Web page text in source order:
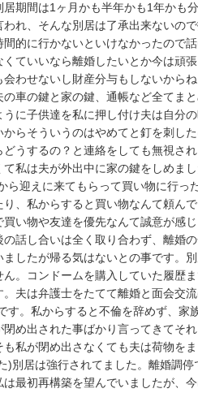
期間は1ヶ月かも半年かも1年かも
れ、そんな別居は了承出来ないの
的に行かないといけなかったので
ていいなら離婚したいとか今は頑
わせないし財産分与もしないから
車の鍵と家の鍵、通帳など全てま
に子供達を私に押し付け夫は自分
らそういうのはやめてと釘を刺し
うするの？と連絡をしても無視さ
私は夫が外出中に家の鍵をしめま
迎えに来てもらって買い物に行っ
、私からすると買い物なんて頼ん
い物や友達を優先なんて誠意が感
話し合いは全く取り合わず、離婚
したが帰る気はないとの事です。
。コンドームを購入していた履歴
夫は弁護士をたてて離婚と面会交
す。私からすると不倫を辞めず、家
め出された事ばかり言ってきてそ
私が閉め出さなくても夫は荷物を
別居は強行されてました。離婚調停
最初再構築を望んでいましたが、